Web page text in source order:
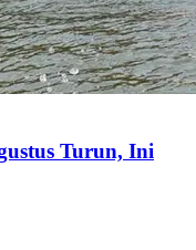
Turun, Ini